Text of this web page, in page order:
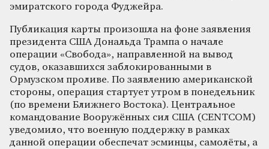
эмиратского города Фуджейра.
Публикация карты произошла на фоне заявления
президента США Дональда Трампа о начале
операции «Свобода», направленной на вывод
судов, оказавшихся заблокированными в
Ормузском проливе. По заявлению американской
стороны, операция стартует утром в понедельник
(по времени Ближнего Востока). Центральное
командование Вооружённых сил США (CENTCOM)
уведомило, что военную поддержку в рамках
данной операции обеспечат эсминцы, самолёты, а